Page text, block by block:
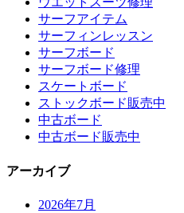
サーフアイテム
サーフィンレッスン
サーフボード
サーフボード修理
スケートボード
ストックボード販売中
中古ボード
中古ボード販売中
アーカイブ
2026年7月